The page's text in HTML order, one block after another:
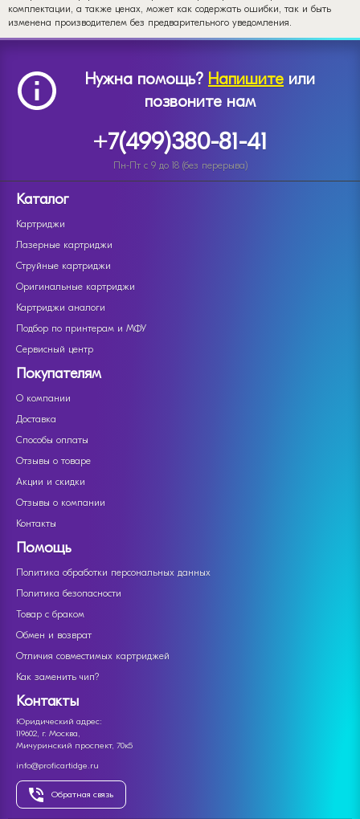
комплектации, а также ценах, может как содержать ошибки, так и быть
изменена производителем без предварительного уведомления.
Нужна помощь? Напишите или
позвоните нам
+7(499)380-81-41
Пн-Пт с 9 до 18 (без перерыва)
Каталог
Картриджи
Лазерные картриджи
Струйные картриджи
Оригинальные картриджи
Картриджи аналоги
Подбор по принтерам и МФУ
Сервисный центр
Покупателям
О компании
Доставка
Способы оплаты
Отзывы о товаре
Акции и скидки
Отзывы о компании
Контакты
Помощь
Политика обработки персональных данных
Политика безопасности
Товар с браком
Обмен и возврат
Отличия совместимых картриджей
Как заменить чип?
Контакты
Юридический адрес:
119602, г. Москва,
Мичуринский проспект, 70к5
info@proficartidge.ru
Обратная связь